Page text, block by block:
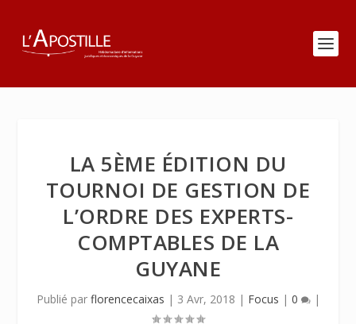
LA 5ÈME ÉDITION DU
TOURNOI DE GESTION DE
L’ORDRE DES EXPERTS-
COMPTABLES DE LA
GUYANE
Publié par florencecaixas | 3 Avr, 2018 | Focus | 0 |